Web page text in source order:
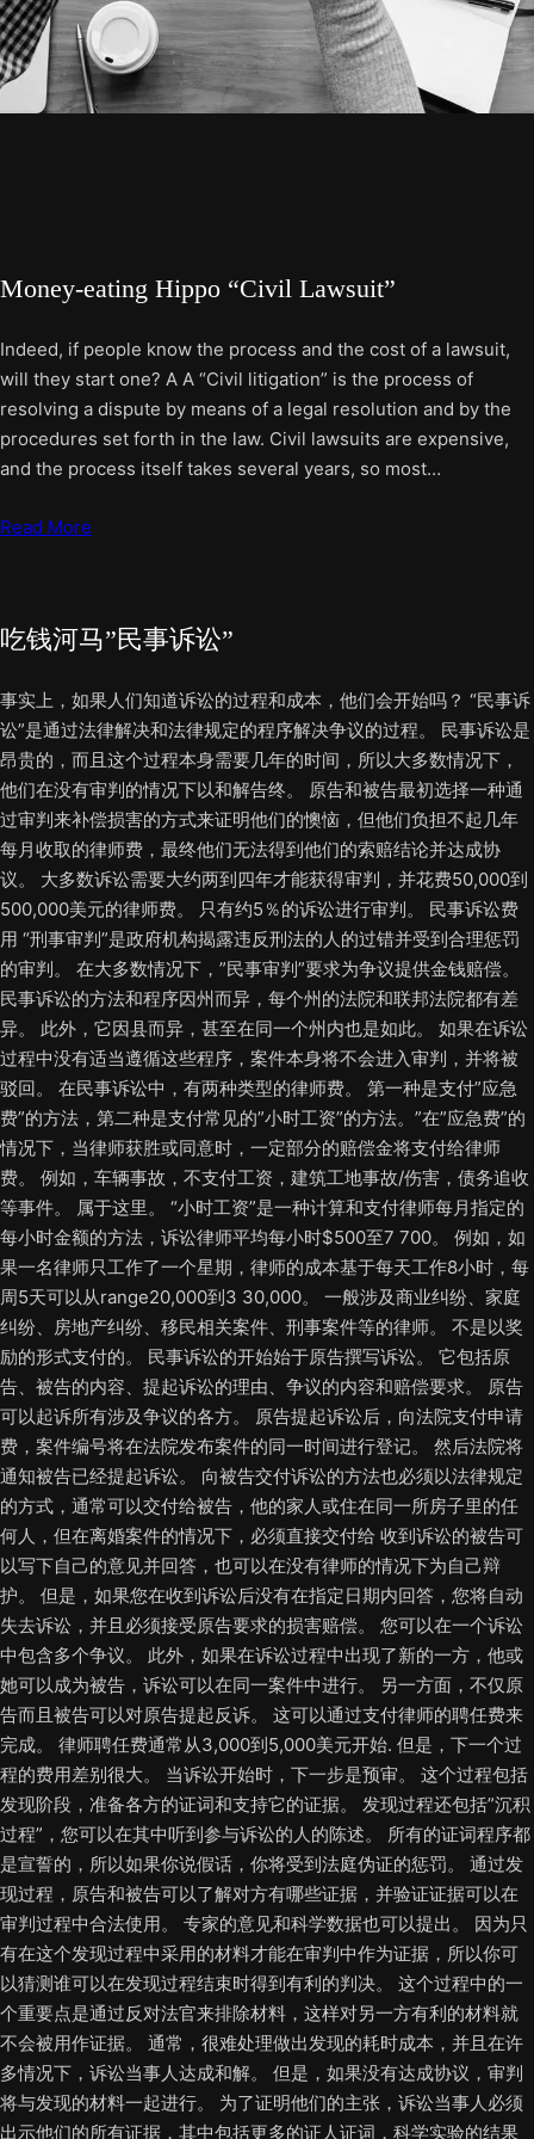
Money-eating Hippo “Civil Lawsuit”
Indeed, if people know the process and the cost of a lawsuit,
will they start one? A A “Civil litigation” is the process of
resolving a dispute by means of a legal resolution and by the
procedures set forth in the law. Civil lawsuits are expensive,
and the process itself takes several years, so most…
Read More
吃钱河马”民事诉讼”
事实上，如果人们知道诉讼的过程和成本，他们会开始吗？ “民事诉
讼”是通过法律解决和法律规定的程序解决争议的过程。 民事诉讼是
昂贵的，而且这个过程本身需要几年的时间，所以大多数情况下，
他们在没有审判的情况下以和解告终。 原告和被告最初选择一种通
过审判来补偿损害的方式来证明他们的懊恼，但他们负担不起几年
每月收取的律师费，最终他们无法得到他们的索赔结论并达成协
议。 大多数诉讼需要大约两到四年才能获得审判，并花费50,000到
500,000美元的律师费。 只有约5％的诉讼进行审判。 民事诉讼费
用 “刑事审判”是政府机构揭露违反刑法的人的过错并受到合理惩罚
的审判。 在大多数情况下，”民事审判”要求为争议提供金钱赔偿。
民事诉讼的方法和程序因州而异，每个州的法院和联邦法院都有差
异。 此外，它因县而异，甚至在同一个州内也是如此。 如果在诉讼
过程中没有适当遵循这些程序，案件本身将不会进入审判，并将被
驳回。 在民事诉讼中，有两种类型的律师费。 第一种是支付”应急
费”的方法，第二种是支付常见的”小时工资”的方法。”在”应急费”的
情况下，当律师获胜或同意时，一定部分的赔偿金将支付给律师
费。 例如，车辆事故，不支付工资，建筑工地事故/伤害，债务追收
等事件。 属于这里。 “小时工资”是一种计算和支付律师每月指定的
每小时金额的方法，诉讼律师平均每小时$500至7 700。 例如，如
果一名律师只工作了一个星期，律师的成本基于每天工作8小时，每
周5天可以从range20,000到3 30,000。 一般涉及商业纠纷、家庭
纠纷、房地产纠纷、移民相关案件、刑事案件等的律师。 不是以奖
励的形式支付的。 民事诉讼的开始始于原告撰写诉讼。 它包括原
告、被告的内容、提起诉讼的理由、争议的内容和赔偿要求。 原告
可以起诉所有涉及争议的各方。 原告提起诉讼后，向法院支付申请
费，案件编号将在法院发布案件的同一时间进行登记。 然后法院将
通知被告已经提起诉讼。 向被告交付诉讼的方法也必须以法律规定
的方式，通常可以交付给被告，他的家人或住在同一所房子里的任
何人，但在离婚案件的情况下，必须直接交付给 收到诉讼的被告可
以写下自己的意见并回答，也可以在没有律师的情况下为自己辩
护。 但是，如果您在收到诉讼后没有在指定日期内回答，您将自动
失去诉讼，并且必须接受原告要求的损害赔偿。 您可以在一个诉讼
中包含多个争议。 此外，如果在诉讼过程中出现了新的一方，他或
她可以成为被告，诉讼可以在同一案件中进行。 另一方面，不仅原
告而且被告可以对原告提起反诉。 这可以通过支付律师的聘任费来
完成。 律师聘任费通常从3,000到5,000美元开始. 但是，下一个过
程的费用差别很大。 当诉讼开始时，下一步是预审。 这个过程包括
发现阶段，准备各方的证词和支持它的证据。 发现过程还包括”沉积
过程”，您可以在其中听到参与诉讼的人的陈述。 所有的证词程序都
是宣誓的，所以如果你说假话，你将受到法庭伪证的惩罚。 通过发
现过程，原告和被告可以了解对方有哪些证据，并验证证据可以在
审判过程中合法使用。 专家的意见和科学数据也可以提出。 因为只
有在这个发现过程中采用的材料才能在审判中作为证据，所以你可
以猜测谁可以在发现过程结束时得到有利的判决。 这个过程中的一
个重要点是通过反对法官来排除材料，这样对另一方有利的材料就
不会被用作证据。 通常，很难处理做出发现的耗时成本，并且在许
多情况下，诉讼当事人达成和解。 但是，如果没有达成协议，审判
将与发现的材料一起进行。 为了证明他们的主张，诉讼当事人必须
出示他们的所有证据，其中包括更多的证人证词，科学实验的结果